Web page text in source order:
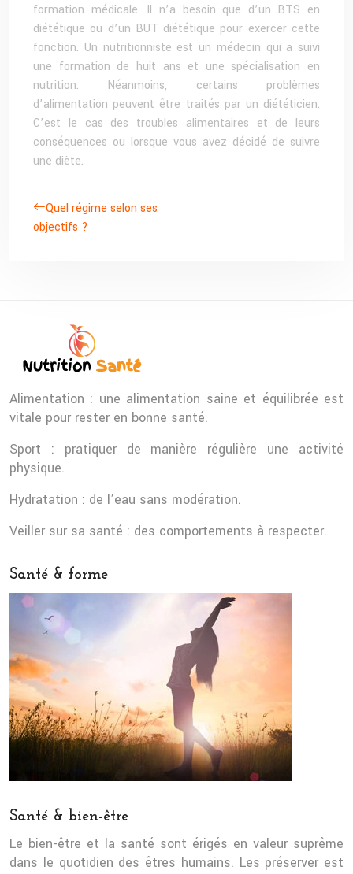
formation médicale. Il n’a besoin que d’un BTS en
diététique ou d’un BUT diététique pour exercer cette
fonction. Un nutritionniste est un médecin qui a suivi
une formation de huit ans et une spécialisation en
nutrition. Néanmoins, certains problèmes
d’alimentation peuvent être traités par un diététicien.
C’est le cas des troubles alimentaires et de leurs
conséquences ou lorsque vous avez décidé de suivre
une diète.
Quel régime selon ses
objectifs ?
Alimentation : une alimentation saine et équilibrée est
vitale pour rester en bonne santé.
Sport : pratiquer de manière régulière une activité
physique.
Hydratation : de l’eau sans modération.
Veiller sur sa santé : des comportements à respecter.
Santé & forme
Santé & bien-être
Le bien-être et la santé sont érigés en valeur suprême
dans le quotidien des êtres humains. Les préserver est